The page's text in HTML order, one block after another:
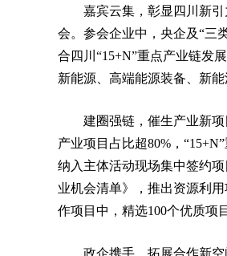
嘉宾云集，彰显四川新
会。参会企业中，央企及“三
合四川“15+N”重点产业链发
新能源、高端能源装备、新
建圈强链，催生产业新
产业项目占比超80%，
纳入主体活动现场集中签约
业机会清单》，推出资源利
作项目中，精选100个优质项
政企携手，拓展合作新